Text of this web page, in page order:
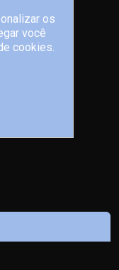
os
você
cookies.